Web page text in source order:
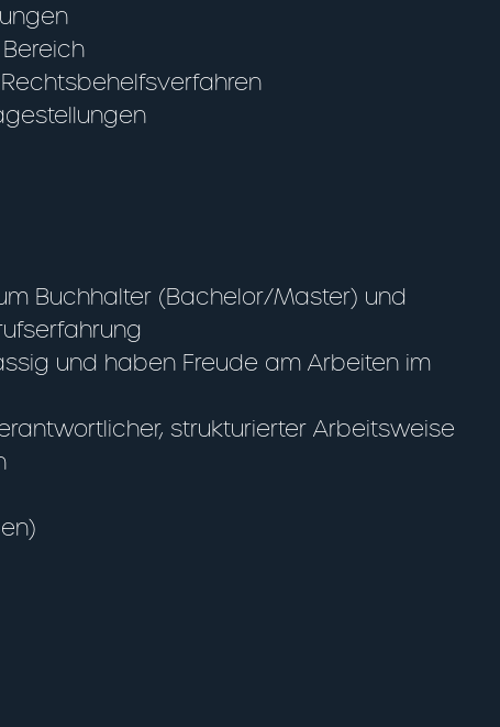
Buchhalter (Bachelor/Master) und
und haben Freude am Arbeiten im
strukturierter Arbeitsweise